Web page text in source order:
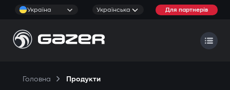
Україна Українська Для партнерів
Головна Продукти